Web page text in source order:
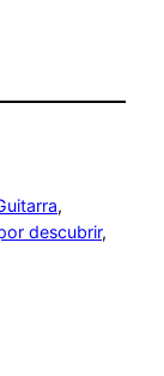
descubrir